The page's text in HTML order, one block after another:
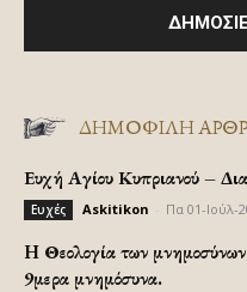
ΔΗΜΟΦΙΛΗ
Ευχή Αγίου Κυπριανού –
Ευχές Askitikon Πα 01-Ιούλ-
H Θεολογία των
9μερα μνημόσυνα.